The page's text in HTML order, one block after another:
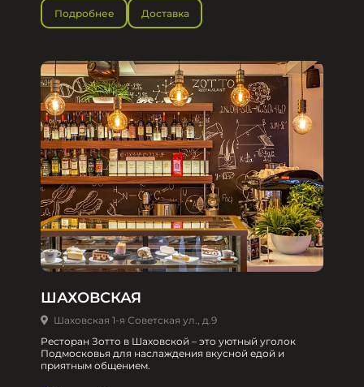
Подробнее Доставка
ШАХОВСКАЯ
Шаховская 1-я Советская ул., д.9
Ресторан Зотто в Шаховской – это уютный уголок
Подмосковья для наслаждения вкусной едой и
приятным общением.​